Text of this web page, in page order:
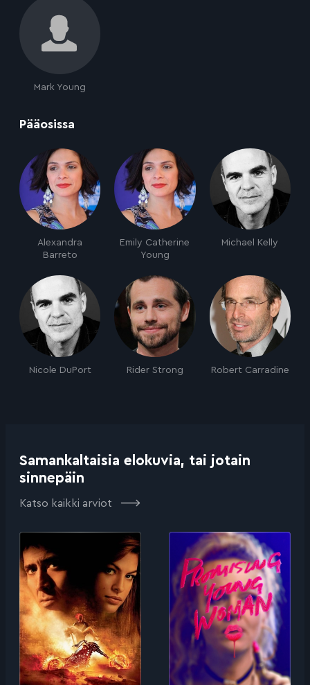
Mark Young
Pääosissa
Alexandra
Barreto
Emily Catherine
Young
Michael Kelly
Nicole DuPort Rider Strong Robert Carradine
Samankaltaisia elokuvia, tai jotain
sinnepäin
Katso kaikki arviot